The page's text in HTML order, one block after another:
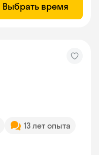
Выбрать время
13 лет опыта